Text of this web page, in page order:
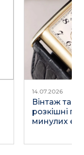
14.07.2026
Вінтаж та
розкішні
минулих